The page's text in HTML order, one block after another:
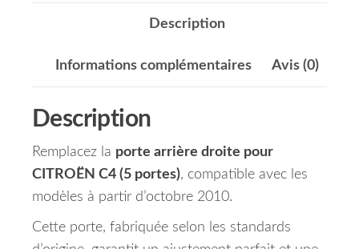
Description
Informations complémentaires Avis (0)
Description
Remplacez la porte arrière droite pour
CITROËN C4 (5 portes), compatible avec les
modèles à partir d’octobre 2010.
Cette porte, fabriquée selon les standards